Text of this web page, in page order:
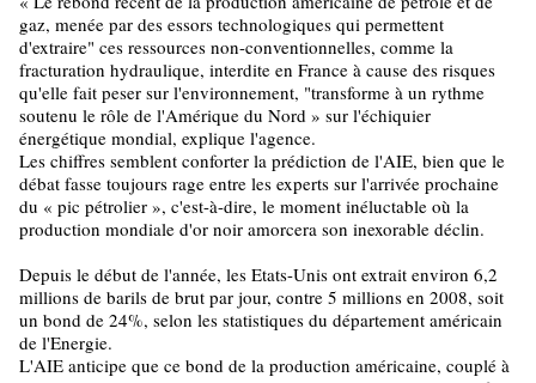
gaz, menée par des essors technologiques qui permettent
d'extraire" ces ressources non-conventionnelles, comme la
fracturation hydraulique, interdite en France à cause des risques
qu'elle fait peser sur l'environnement, "transforme à un rythme
soutenu le rôle de l'Amérique du Nord » sur l'échiquier
énergétique mondial, explique l'agence.
Les chiffres semblent conforter la prédiction de l'AIE, bien que le
débat fasse toujours rage entre les experts sur l'arrivée prochaine
du « pic pétrolier », c'est-à-dire, le moment inéluctable où la
production mondiale d'or noir amorcera son inexorable déclin.
Depuis le début de l'année, les Etats-Unis ont extrait environ 6,2
millions de barils de brut par jour, contre 5 millions en 2008, soit
un bond de 24%, selon les statistiques du département américain
de l'Energie.
L'AIE anticipe que ce bond de la production américaine, couplé à